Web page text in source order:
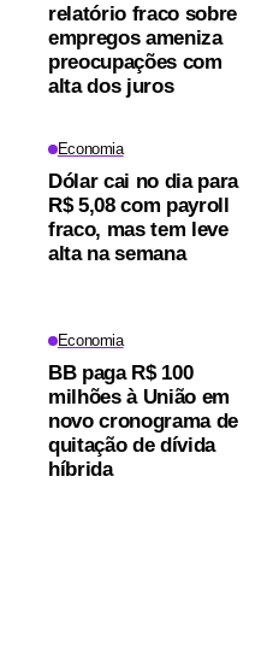
relatório fraco sobre
empregos ameniza
preocupações com
alta dos juros
Economia
Dólar cai no dia para
R$ 5,08 com payroll
fraco, mas tem leve
alta na semana
Economia
BB paga R$ 100
milhões à União em
novo cronograma de
quitação de dívida
híbrida